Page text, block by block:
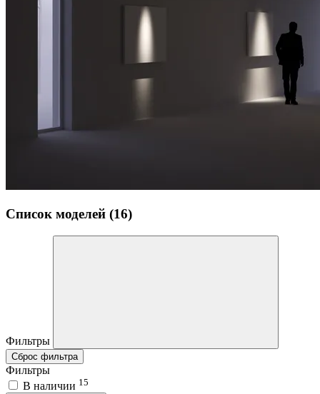
Список моделей (16)
Фильтры
Сброс фильтра
Фильтры
В наличии 15